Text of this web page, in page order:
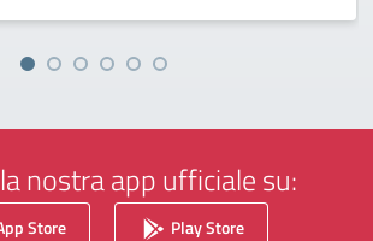
nostra app ufficiale su:
Store Play Store